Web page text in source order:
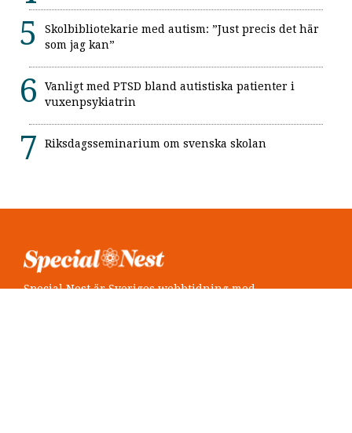
Skolbibliotekarie med autism: ”Just precis det här
som jag kan”
Vanligt med PTSD bland autistiska patienter i
vuxenpsykiatrin
Riksdagsseminarium om svenska skolan
Special Nest är Sveriges webbtidning med